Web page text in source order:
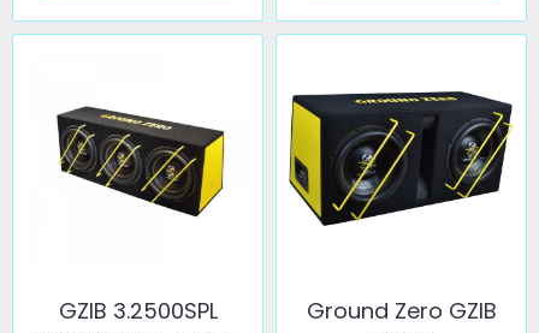
GZIB 3.2500SPL
Ground Zero GZIB